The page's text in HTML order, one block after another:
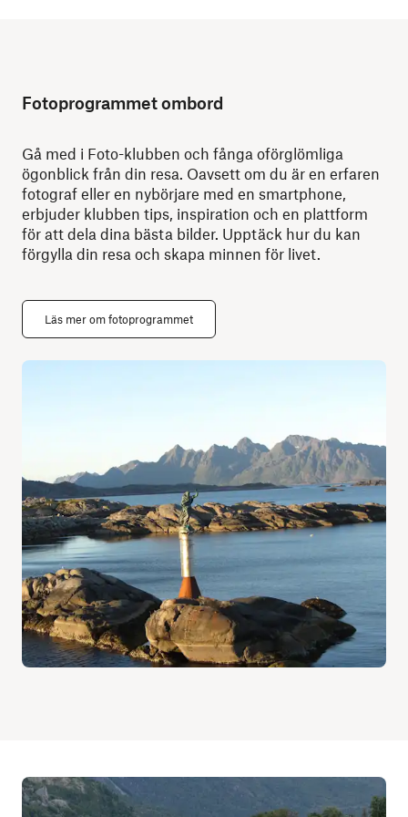
Fotoprogrammet ombord
Gå med i Foto-klubben och fånga oförglömliga
ögonblick från din resa. Oavsett om du är en erfaren
fotograf eller en nybörjare med en smartphone,
erbjuder klubben tips, inspiration och en plattform
för att dela dina bästa bilder. Upptäck hur du kan
förgylla din resa och skapa minnen för livet.
Läs mer om fotoprogrammet